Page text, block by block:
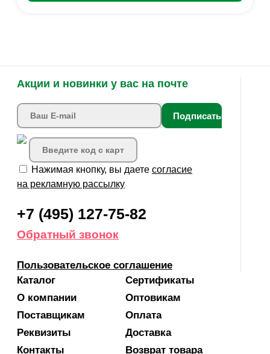
Каталог
О компании
Поставщикам
Реквизиты
Контакты
Сертификаты
Оптовикам
Оплата
Доставка
Возврат товара
Акции и новинки у вас на почте
Подписаться
Нажимая кнопку, вы даете согласие
на рекламную рассылку
+7 (495) 127-75-82
Обратный звонок
Пользовательское соглашение